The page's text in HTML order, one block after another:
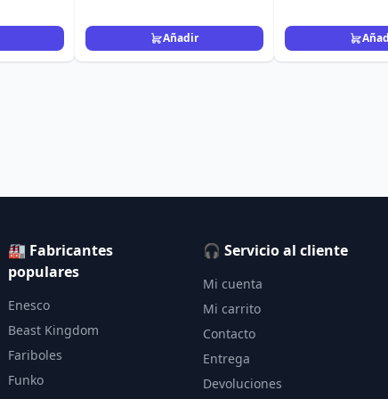
Añadir
🏭 Fabricantes
populares
Enesco
Beast Kingdom
Fariboles
Funko
🎧 Servicio al cliente
Mi cuenta
Mi carrito
Contacto
Entrega
Devoluciones